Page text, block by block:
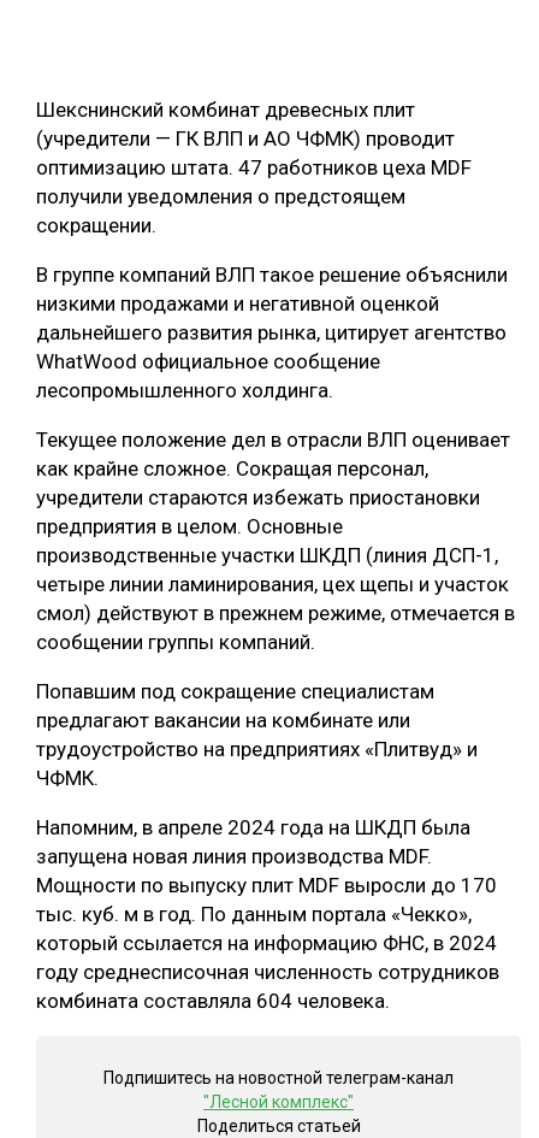
ПРОИЗВОДСТВО ДРЕВЕСНЫХ ПЛИТ
ДЕРЕВЯННОЕ ДОМОСТРОЕНИЕ
СУШКА ДРЕВЕСИНЫ
МЕБЕЛЬНОЕ ПРОИЗВОДСТВО
ПОДБОРКИ СТАТЕЙ
Шекснинский комбинат древесных плит
(учредители — ГК ВЛП и АО ЧФМК) проводит
оптимизацию штата. 47 работников цеха MDF
получили уведомления о предстоящем
сокращении.
В группе компаний ВЛП такое решение объяснили
низкими продажами и негативной оценкой
дальнейшего развития рынка, цитирует агентство
WhatWood официальное сообщение
лесопромышленного холдинга.
Текущее положение дел в отрасли ВЛП оценивает
как крайне сложное. Сокращая персонал,
учредители стараются избежать приостановки
предприятия в целом. Основные
производственные участки ШКДП (линия ДСП-1,
четыре линии ламинирования, цех щепы и участок
смол) действуют в прежнем режиме, отмечается в
сообщении группы компаний.
Попавшим под сокращение специалистам
предлагают вакансии на комбинате или
трудоустройство на предприятиях «Плитвуд» и
ЧФМК.
Напомним, в апреле 2024 года на ШКДП была
запущена новая линия производства MDF.
Мощности по выпуску плит MDF выросли до 170
тыс. куб. м в год. По данным портала «Чекко»,
который ссылается на информацию ФНС, в 2024
году среднесписочная численность сотрудников
комбината составляла 604 человека.
Подпишитесь на новостной телеграм-канал
"Лесной комплекс"
Поделиться статьей